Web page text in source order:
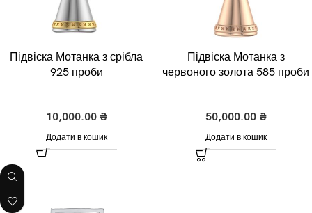
Підвіска Мотанка з срібла
925 проби
10,000.00 ₴
Додати в кошик
Підвіска Мотанка з
червоного золота 585 проби
50,000.00 ₴
Додати в кошик